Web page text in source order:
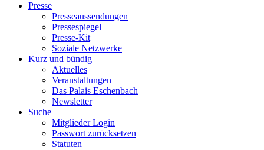
Presse
Presseaussendungen
Pressespiegel
Presse-Kit
Soziale Netzwerke
Kurz und bündig
Aktuelles
Veranstaltungen
Das Palais Eschenbach
Newsletter
Suche
Mitglieder Login
Passwort zurücksetzen
Statuten